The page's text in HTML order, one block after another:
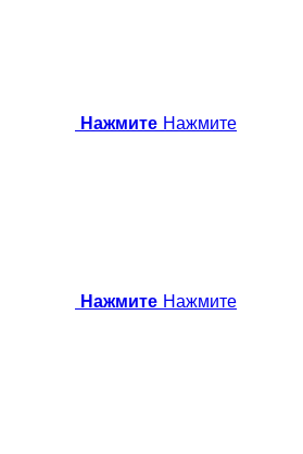
Нажмите Нажмите
Нажмите Нажмите